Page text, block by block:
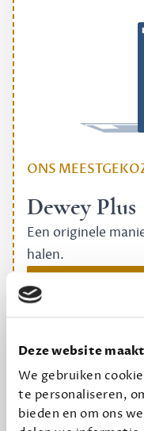
Deze website
We gebruiken
te personaliseren,
bieden en om ons
ONS
Dewey Plus
Een originele
halen.
12,50 per
Alles van Dewey